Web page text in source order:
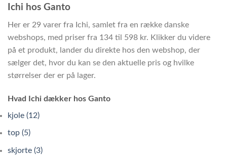
Ichi hos Ganto
Her er 29 varer fra Ichi, samlet fra en række danske
webshops, med priser fra 134 til 598 kr. Klikker du videre
på et produkt, lander du direkte hos den webshop, der
sælger det, hvor du kan se den aktuelle pris og hvilke
størrelser der er på lager.
Hvad Ichi dækker hos Ganto
kjole (12)
top (5)
skjorte (3)